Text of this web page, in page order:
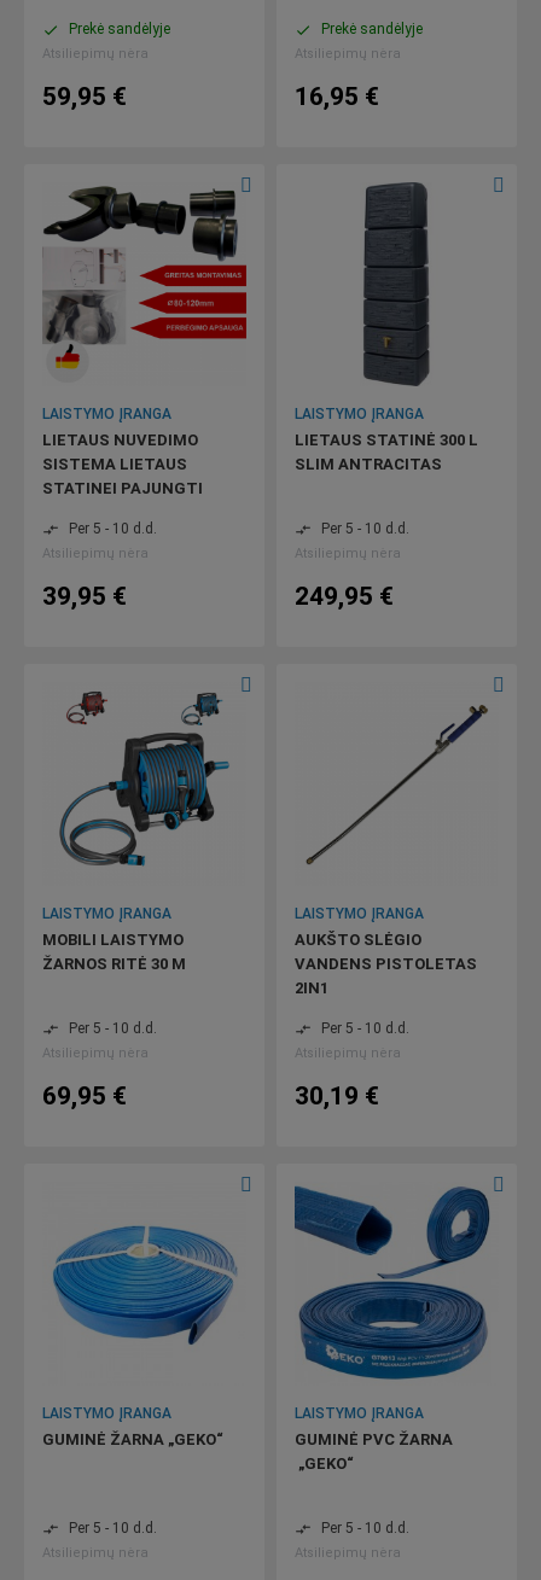
done Prekė sandėlyje
Atsiliepimų nėra
59,95 €
done Prekė sandėlyje
Atsiliepimų nėra
16,95 €
LAISTYMO ĮRANGA
LIETAUS NUVEDIMO
SISTEMA LIETAUS
STATINEI PAJUNGTI
compare_arrows Per 5 - 10 d.d.
Atsiliepimų nėra
39,95 €
LAISTYMO ĮRANGA
LIETAUS STATINĖ 300 L
SLIM ANTRACITAS
compare_arrows Per 5 - 10 d.d.
Atsiliepimų nėra
249,95 €
LAISTYMO ĮRANGA
MOBILI LAISTYMO
ŽARNOS RITĖ 30 M
compare_arrows Per 5 - 10 d.d.
Atsiliepimų nėra
69,95 €
LAISTYMO ĮRANGA
AUKŠTO SLĖGIO
VANDENS PISTOLETAS
2IN1
compare_arrows Per 5 - 10 d.d.
Atsiliepimų nėra
30,19 €
LAISTYMO ĮRANGA
GUMINĖ ŽARNA „GEKO“
compare_arrows Per 5 - 10 d.d.
Atsiliepimų nėra
LAISTYMO ĮRANGA
GUMINĖ PVC ŽARNA
„GEKO“
compare_arrows Per 5 - 10 d.d.
Atsiliepimų nėra